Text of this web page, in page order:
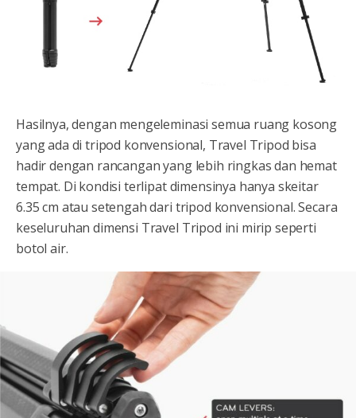
Hasilnya, dengan mengeleminasi semua ruang kosong
yang ada di tripod konvensional, Travel Tripod bisa
hadir dengan rancangan yang lebih ringkas dan hemat
tempat. Di kondisi terlipat dimensinya hanya skeitar
6.35 cm atau setengah dari tripod konvensional. Secara
keseluruhan dimensi Travel Tripod ini mirip seperti
botol air.